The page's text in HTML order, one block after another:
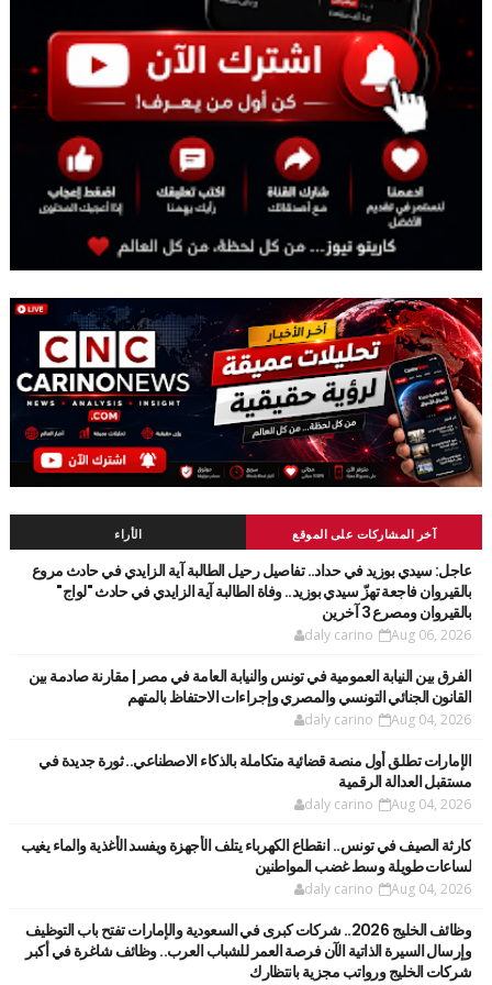
آخر المشاركات على الموقع الأراء
عاجل: سيدي بوزيد في حداد.. تفاصيل رحيل الطالبة آية الزايدي في حادث مروع
بالقيروان فاجعة تهزّ سيدي بوزيد.. وفاة الطالبة آية الزايدي في حادث "لواج"
بالقيروان ومصرع 3 آخرين
daly carino Aug 06, 2026
الفرق بين النيابة العمومية في تونس والنيابة العامة في مصر | مقارنة صادمة بين
القانون الجنائي التونسي والمصري وإجراءات الاحتفاظ بالمتهم
daly carino Aug 04, 2026
الإمارات تطلق أول منصة قضائية متكاملة بالذكاء الاصطناعي.. ثورة جديدة في
مستقبل العدالة الرقمية
daly carino Aug 04, 2026
كارثة الصيف في تونس.. انقطاع الكهرباء يتلف الأجهزة ويفسد الأغذية والماء يغيب
لساعات طويلة وسط غضب المواطنين
daly carino Aug 04, 2026
وظائف الخليج 2026.. شركات كبرى في السعودية والإمارات تفتح باب التوظيف
وإرسال السيرة الذاتية الآن فرصة العمر للشباب العرب.. وظائف شاغرة في أكبر
شركات الخليج ورواتب مجزية بانتظارك